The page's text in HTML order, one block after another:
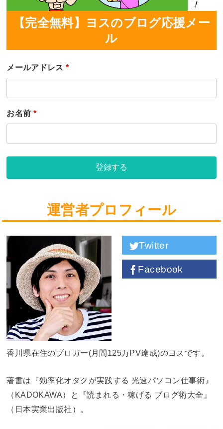
【完全無料】ヨスのブログ応援メー
ル
メールアドレス *
お名前 *
登録する
運営者プロフィール
Twitter
Facebook
香川県在住のブロガー(月間125万PV達成)のヨスです。
著書は『効率化オタクが実践する 光速パソコン仕事術』
（KADOKAWA）と『読まれる・稼げる ブログ術大全』
（日本実業出版社）。